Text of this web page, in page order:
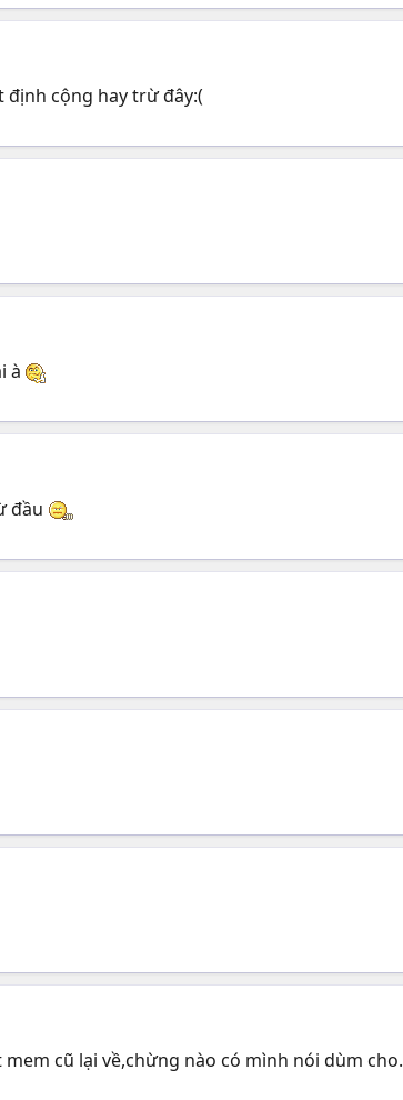
định cộng hay trừ đây:(
à
đầu
cũ lại về,chừng nào có mình nói dùm cho.